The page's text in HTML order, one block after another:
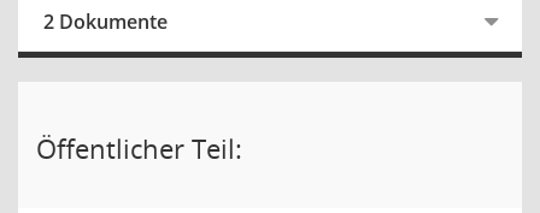
2 Dokumente
Öffentlicher Teil: